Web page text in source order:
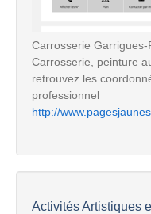
Carrosserie
Carrosserie, peinture
retrouvez les
professionnel
http://
Activités Artistiques